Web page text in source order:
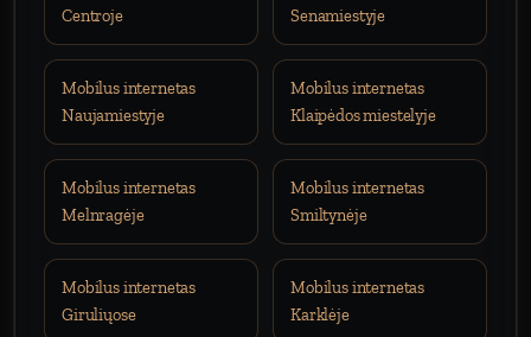
Centroje
Senamiestyje
Mobilus internetas
Naujamiestyje
Mobilus internetas
Klaipėdos miestelyje
Mobilus internetas
Melnragėje
Mobilus internetas
Smiltynėje
Mobilus internetas
Giruliųose
Mobilus internetas
Karklėje